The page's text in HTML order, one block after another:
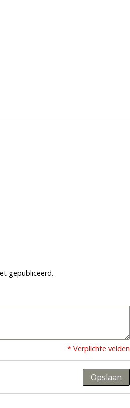
gepubliceerd.
* Verplichte velden
Opslaan